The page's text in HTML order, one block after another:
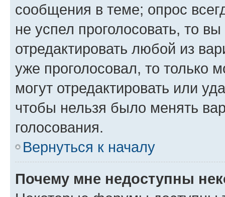
сообщения в теме; опрос
не успел проголосовать, то
отредактировать любой из
уже проголосовал, то только
могут отредактировать или
чтобы нельзя было менять
голосования.
Вернуться к началу
Почему мне недоступны